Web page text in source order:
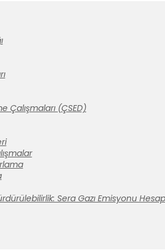
Çalışmaları (ÇSED)
Sera Gazı Emisyonu